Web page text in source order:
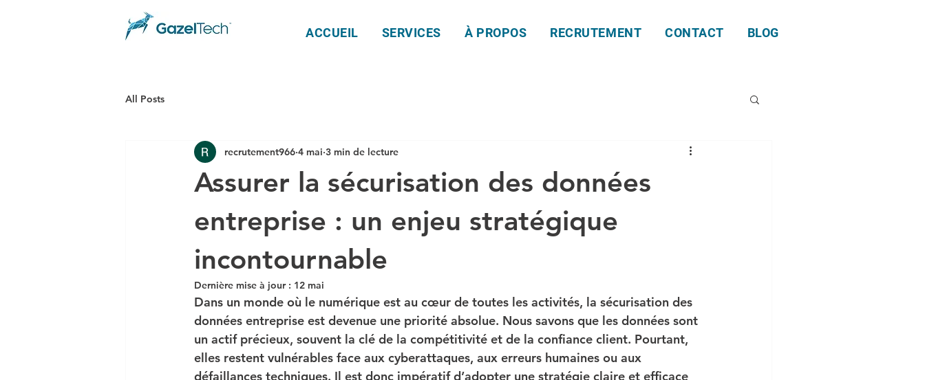
ACCUEIL SERVICES À PROPOS RECRUTEMENT CONTACT BLOG
All Posts
Assurer la sécurisation des données
entreprise : un enjeu stratégique
incontournable
recrutement966 4 mai 3 min de lecture
Dernière mise à jour : 12 mai
Dans un monde où le numérique est au cœur de toutes les activités, la sécurisation des
données entreprise est devenue une priorité absolue. Nous savons que les données sont
un actif précieux, souvent la clé de la compétitivité et de la confiance client. Pourtant,
elles restent vulnérables face aux cyberattaques, aux erreurs humaines ou aux
défaillances techniques. Il est donc impératif d’adopter une stratégie claire et efficace